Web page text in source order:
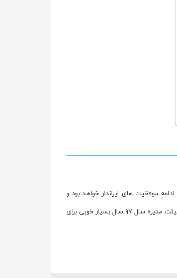
موفقیت های ایراندار خواهد بود و
در ادامه دکتر بیاتی، مدیر عامل شرکت ایراندار نیز با سپاس از بازدید دکتر فضلی بیان داشت: از طرف خود و تمام همکارانم از حضرتعالی تشکر می کنم. با حمایت هیئت مدیره سال ۹۷ سال بسیار خوبی برای